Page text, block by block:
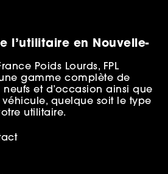
l’utilitaire en Nouvelle-
Poids Lourds, FPL
gamme complète de
et d’occasion ainsi que
véhicule, quelque soit le type
utilitaire.